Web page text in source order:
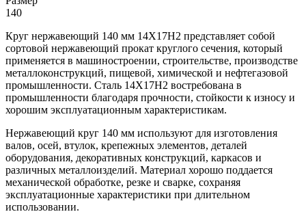
140
Круг нержавеющий 140 мм 14Х17Н2 представляет собой
сортовой нержавеющий прокат круглого сечения, который
применяется в машиностроении, строительстве, производстве
металлоконструкций, пищевой, химической и нефтегазовой
промышленности. Сталь 14Х17Н2 востребована в
промышленности благодаря прочности, стойкости к износу и
хорошим эксплуатационным характеристикам.
Нержавеющий круг 140 мм используют для изготовления
валов, осей, втулок, крепежных элементов, деталей
оборудования, декоративных конструкций, каркасов и
различных металлоизделий. Материал хорошо поддается
механической обработке, резке и сварке, сохраняя
эксплуатационные характеристики при длительном
использовании.